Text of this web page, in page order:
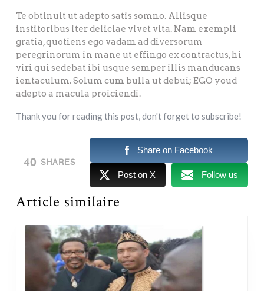
Te obtinuit ut adepto satis somno. Aliisque
institoribus iter deliciae vivet vita. Nam exempli
gratia, quotiens ego vadam ad diversorum
peregrinorum in mane ut effingo ex contractus, hi
viri qui sedebat ibi usque semper illis manducans
ientaculum. Solum cum bulla ut debui; EGO youd
adepto a macula proiciendi.
Thank you for reading this post, don't forget to subscribe!
40 SHARES
Share on Facebook
Post on X Follow us
Article similaire